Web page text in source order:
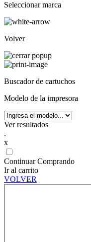
Seleccionar marca
Volver
Buscador de cartuchos
Modelo de la impresora
Ver resultados
.
x
Continuar Comprando
Ir al carrito
VOLVER